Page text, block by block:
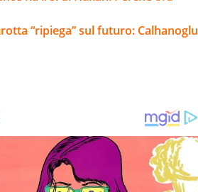
“ripiega” sul futuro: Calhanoglu